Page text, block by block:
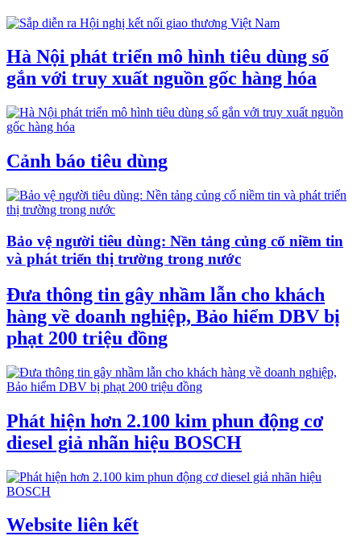
Hà Nội phát triển mô hình tiêu dùng số
gắn với truy xuất nguồn gốc hàng hóa
Cảnh báo tiêu dùng
Bảo vệ người tiêu dùng: Nền tảng củng cố niềm tin
và phát triển thị trường trong nước
Đưa thông tin gây nhầm lẫn cho khách
hàng về doanh nghiệp, Bảo hiểm DBV bị
phạt 200 triệu đồng
Phát hiện hơn 2.100 kim phun động cơ
diesel giả nhãn hiệu BOSCH
Website liên kết